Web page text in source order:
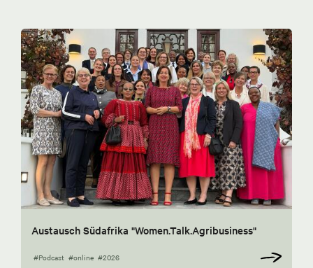
Austausch Südafrika "Women.Talk.Agribusiness"
#Podcast #online #2026